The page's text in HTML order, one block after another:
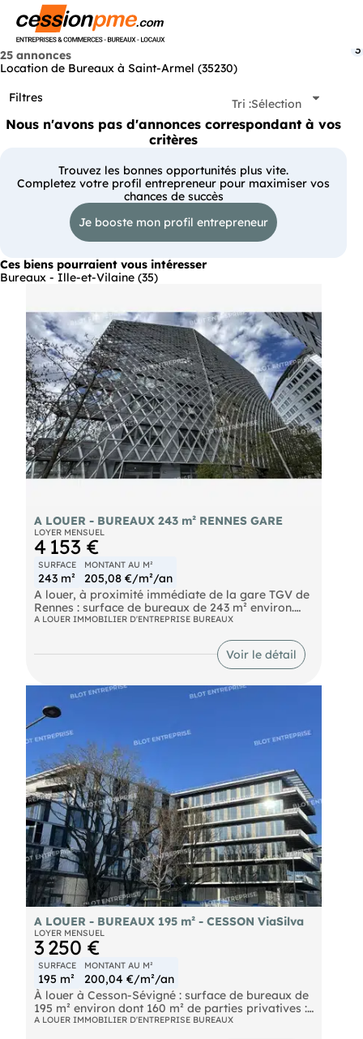
25 annonces
Location de Bureaux à Saint-Armel (35230)
Filtres
3
Tri :Sélection
Nous n'avons pas d'annonces correspondant à vos
critères
Trouvez les bonnes opportunités plus vite.
Completez votre profil entrepreneur pour maximiser vos
chances de succès
Je booste mon profil entrepreneur
Ces biens pourraient vous intéresser
Bureaux - Ille-et-Vilaine (35)
A LOUER - BUREAUX 243 m² RENNES GARE
LOYER MENSUEL
4 153 €
SURFACE
243 m²
MONTANT AU M²
205,08 €/m²/an
A louer, à proximité immédiate de la gare TGV de
Rennes : surface de bureaux de 243 m² environ.
Accessibilité PMR
- 2 salles de réunions
- 1 salle de pause. Belle architecture de
l'immeuble. Locaux en parfait état. Accessibilité
optimale, gare SNCF, pied de métro, lignes A et B.
3 parkings aériens moyennant 1500 Euros / an /
unité. Les informations sur les risques naturels,
miniers, ou technologiques, auxquels ces biens
sont exposés, sont disponibles sur le site
A LOUER IMMOBILIER D'ENTREPRISE BUREAUX
Voir le détail
A LOUER - BUREAUX 195 m² - CESSON ViaSilva
LOYER MENSUEL
3 250 €
SURFACE
195 m²
MONTANT AU M²
200,04 €/m²/an
À louer à Cesson-Sévigné : surface de bureaux de
195 m² environ dont 160 m² de parties privatives :
- Open-space
A LOUER IMMOBILIER D'ENTREPRISE BUREAUX